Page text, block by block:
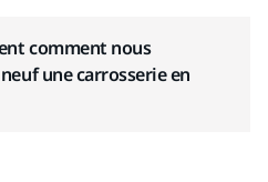
comment nous
une carrosserie en